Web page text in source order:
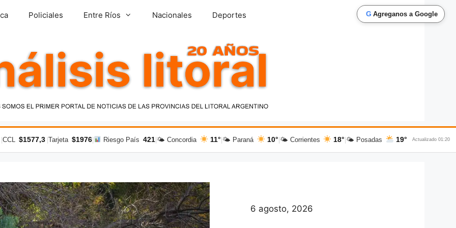
G Agreganos a Google
Policiales Entre Ríos Nacionales Deportes
CCL $1577,3 Tarjeta $1976| Riesgo País 421| 🌤 Concordia 11° 🌤 Paraná 10° 🌤 Corrientes 18° 🌤 Posadas 19° Actualizado 01:20
6 agosto, 2026